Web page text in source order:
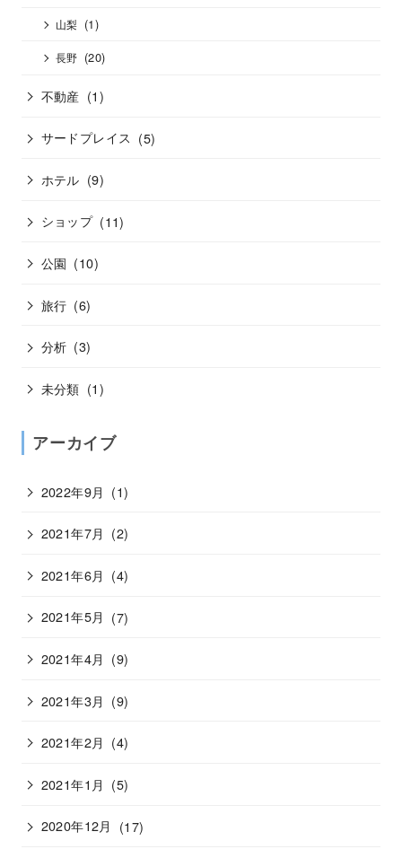
山梨 (1)
長野 (20)
不動産 (1)
サードプレイス (5)
ホテル (9)
ショップ (11)
公園 (10)
旅行 (6)
分析 (3)
未分類 (1)
アーカイブ
2022年9月 (1)
2021年7月 (2)
2021年6月 (4)
2021年5月 (7)
2021年4月 (9)
2021年3月 (9)
2021年2月 (4)
2021年1月 (5)
2020年12月 (17)